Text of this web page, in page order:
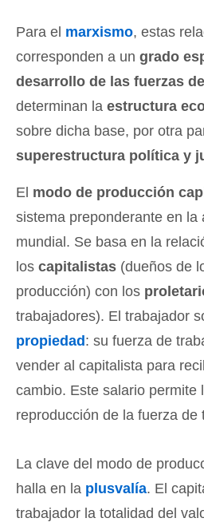
Para el marxismo, estas
corresponden a un grado
desarrollo de las fuerzas
determinan la estructura
sobre dicha base, por otra
superestructura política y
El modo de producción
sistema preponderante en la
mundial. Se basa en la
los capitalistas (dueños de
producción) con los
trabajadores). El trabajador
propiedad : su fuerza de
vender al capitalista para
cambio. Este salario permite
reproducción de la fuerza de
La clave del modo de
halla en la plusvalía. El
trabajador la totalidad del